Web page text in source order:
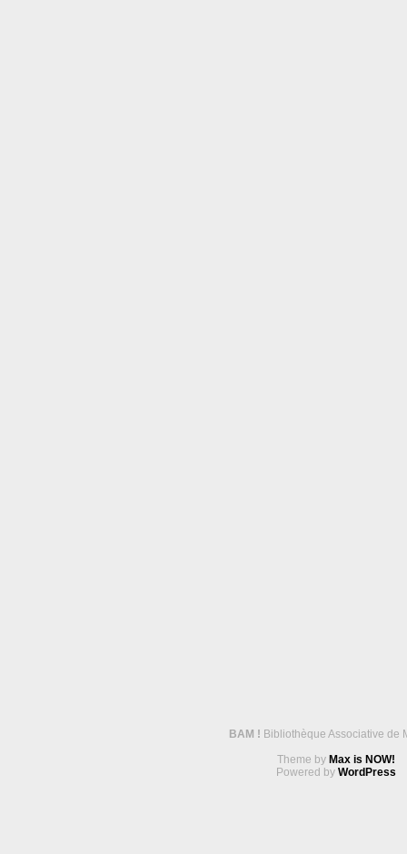
BAM ! Bibliothèque Associative de
Theme by Max is NOW!
Powered by WordPress